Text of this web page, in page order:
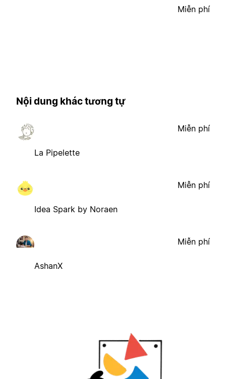
Miễn phí
Nội dung khác tương tự
La Pipelette
Miễn phí
Idea Spark by Noraen
Miễn phí
AshanX
Miễn phí